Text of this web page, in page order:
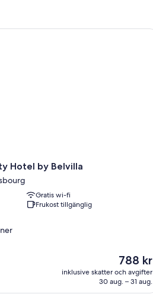
Hotel by Belvilla
Gratis wi-fi
Frukost tillgänglig
Priset
är
788 kr
788 kr
inklusive skatter och avgifter
30 aug. – 31 aug.
by Belvilla